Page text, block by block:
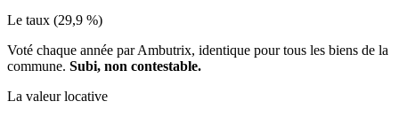
Le taux (29,9 %)
Voté chaque année par Ambutrix, identique pour tous les biens de la
commune. Subi, non contestable.
La valeur locative